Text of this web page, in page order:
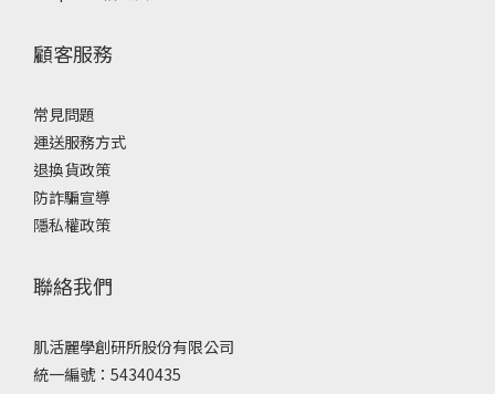
顧客服務
常見問題
運送服務方式
退換貨政策
防詐騙宣導
隱私權政策
聯絡我們
肌活麗學創研所股份有限公司
統一編號：54340435